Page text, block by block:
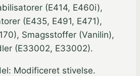
(E414, E460i),
(E435, E491, E471),
Smagsstoffer (Vanilin),
(E33002, E33002).
Modificeret stivelse.